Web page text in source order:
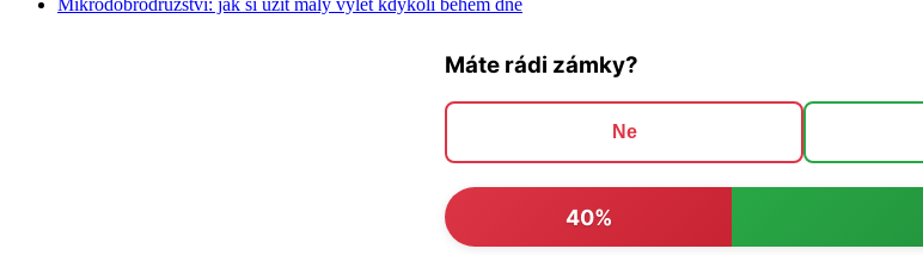
Mikrodobrodružství: jak si užít malý výlet kdykoli během dne
Máte rádi zámky?
Ne
40%